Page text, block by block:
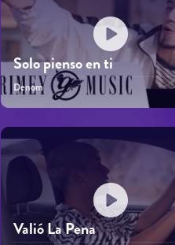
Solo pienso en ti
Denom
Valió La Pena